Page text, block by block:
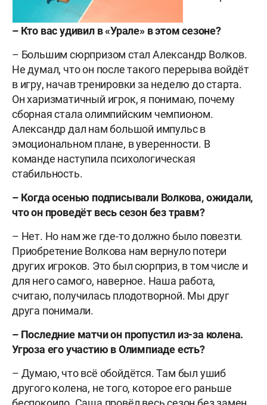
– Кто вас удивил в «Урале» в этом сезоне?
– Большим сюрпризом стал Александр Волков.
Не думал, что он после такого перерыва войдёт
в игру, начав тренировки за неделю до старта.
Он харизматичный игрок, я понимаю, почему
сборная стала олимпийским чемпионом.
Александр дал нам большой импульс в
эмоциональном плане, в уверенности. В
команде наступила психологическая
стабильность.
– Когда осенью подписывали Волкова, ожидали,
что он проведёт весь сезон без травм?
– Нет. Но нам же где-то должно было повезти.
Приобретение Волкова нам вернуло потери
других игроков. Это был сюрприз, в том числе и
для него самого, наверное. Наша работа,
считаю, получилась плодотворной. Мы друг
друга понимали.
– Последние матчи он пропустил из-за колена.
Угроза его участию в Олимпиаде есть?
– Думаю, что всё обойдётся. Там был ушиб
другого колена, не того, которое его раньше